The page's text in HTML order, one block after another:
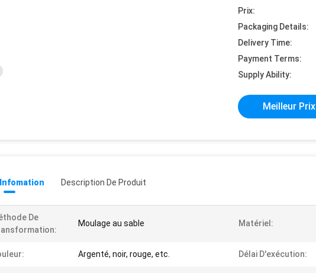
Prix:
Packaging Details:
Delivery Time:
Payment Terms:
Supply Ability:
Meilleur Prix
Description De Produit
De
Moulage au sable Matériel:
Argenté, noir, rouge, etc. Délai D'exécution: